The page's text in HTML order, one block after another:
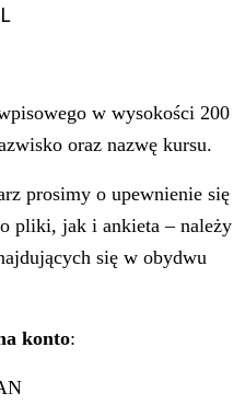
w wysokości 200
oraz nazwę kursu.
prosimy o upewnienie się
pliki, jak i ankieta – należy
się w obydwu
konto: